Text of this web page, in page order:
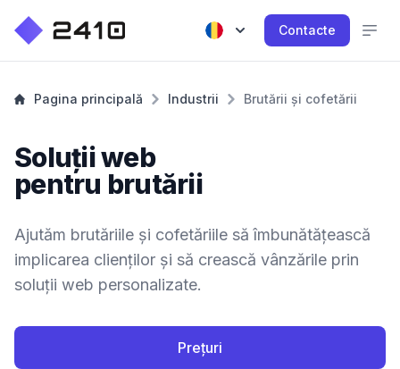
Contacte
Pagina principală Industrii Brutării și cofetării
Soluții web
pentru brutării
Ajutăm brutăriile și cofetăriile să îmbunătățească
implicarea clienților și să crească vânzările prin
soluții web personalizate.
Prețuri